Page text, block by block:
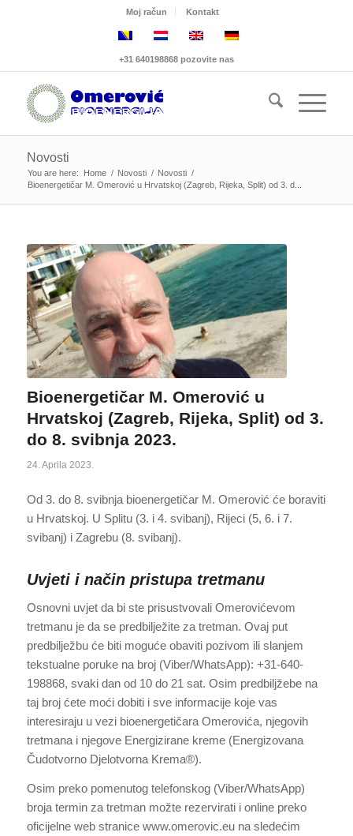
Moj račun Kontakt
+31 640198868 pozovite nas
Novosti
You are here: Home / Novosti / Novosti /
Bioenergetičar M. Omerović u Hrvatskoj (Zagreb, Rijeka, Split) od 3. d...
Bioenergetičar M. Omerović u
Hrvatskoj (Zagreb, Rijeka, Split) od 3.
do 8. svibnja 2023.
24. Aprila 2023.
Od 3. do 8. svibnja bioenergetičar M. Omerović će boraviti
u Hrvatskoj. U Splitu (3. i 4. svibanj), Rijeci (5, 6. i 7.
svibanj) i Zagrebu (8. svibanj).
Uvjeti i način pristupa tretmanu
Osnovni uvjet da bi ste prisustvovali Omerovićevom
tretmanu je da se predbilježite za tretman. Ovaj put
predbilježbu će biti moguće obaviti pozivom ili slanjem
tekstualne poruke na broj (Viber/WhatsApp): +31-640-
198868, svaki dan od 10 do 21 sat. Osim predbiljžebe na
taj broj ćete moći dobiti i sve informacije koje vas
interesiraju u vezi bioenergetičara Omerovića, njegovih
tretmana i njegove Energizirane kreme (Energizovana
Čudotvorno Djelotvorna Krema®).
Osim preko pomenutog telefonskog (Viber/WhatsApp)
broja termin za tretman možte rezervirati i online preko
oficijelne web stranice www.omerovic.eu na sledećim